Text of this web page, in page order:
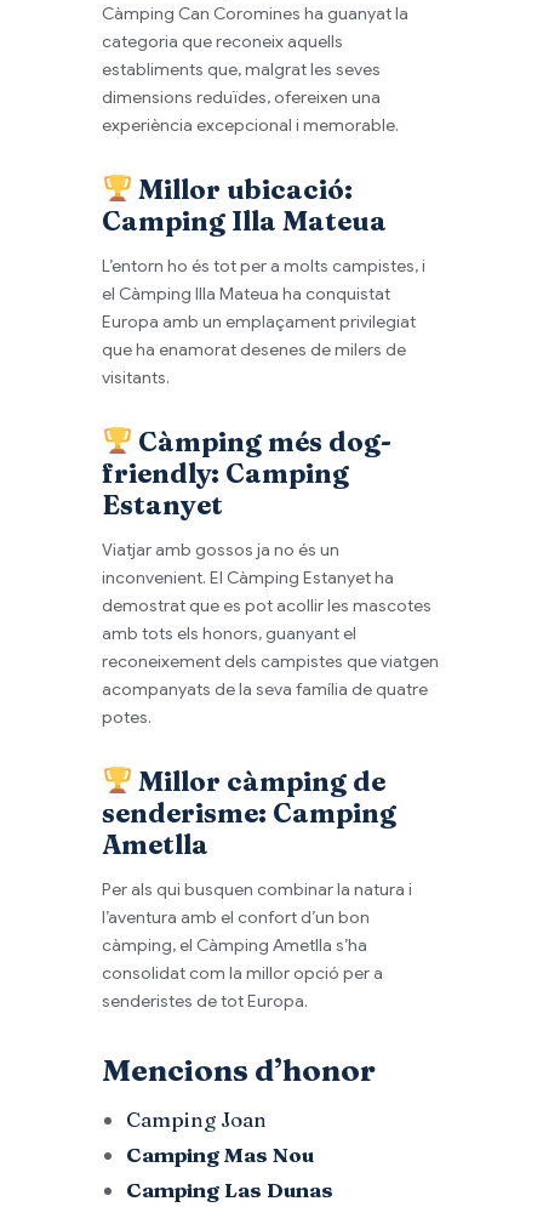
Càmping Can Coromines ha guanyat la
categoria que reconeix aquells
establiments que, malgrat les seves
dimensions reduïdes, ofereixen una
experiència excepcional i memorable.
Millor ubicació:
Camping Illa Mateua
L’entorn ho és tot per a molts campistes, i
el Càmping Illa Mateua ha conquistat
Europa amb un emplaçament privilegiat
que ha enamorat desenes de milers de
visitants.
Càmping més dog-
friendly: Camping
Estanyet
Viatjar amb gossos ja no és un
inconvenient. El Càmping Estanyet ha
demostrat que es pot acollir les mascotes
amb tots els honors, guanyant el
reconeixement dels campistes que viatgen
acompanyats de la seva família de quatre
potes.
Millor càmping de
senderisme: Camping
Ametlla
Per als qui busquen combinar la natura i
l’aventura amb el confort d’un bon
càmping, el Càmping Ametlla s’ha
consolidat com la millor opció per a
senderistes de tot Europa.
Mencions d’honor
Camping Joan
Camping Mas Nou
Camping Las Dunas